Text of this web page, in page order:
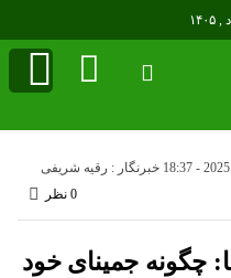
خبرنگار : رقیه شریفی
0 نظر
چگونه جمینای خود